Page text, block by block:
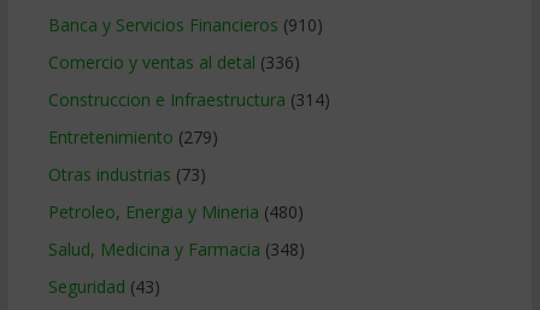
Banca y Servicios Financieros (910)
Comercio y ventas al detal (336)
Construccion e Infraestructura (314)
Entretenimiento (279)
Otras industrias (73)
Petroleo, Energia y Mineria (480)
Salud, Medicina y Farmacia (348)
Seguridad (43)